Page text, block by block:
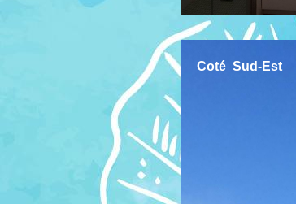
Coté Sud-Est